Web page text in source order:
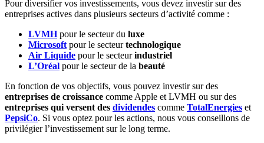
Pour diversifier vos investissements, vous devez investir sur des
entreprises actives dans plusieurs secteurs d’activité comme :
LVMHpour le secteur du luxe
Microsoft pour le secteurtechnologique
Air Liquide pour le secteurindustriel
L’Oréal pour le secteur de la beauté
En fonction de vos objectifs, vous pouvez investir sur des
entreprises de croissance comme Apple et LVMH ou sur des
entreprises qui versent des dividendes comme TotalEnergies et
PepsiCo. Si vous optez pour les actions, nous vous conseillons de
privilégier l’investissement sur le long terme.